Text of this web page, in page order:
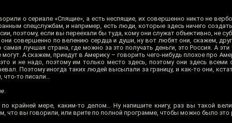
о сериале «Спящие», а есть неспящие, их совершенно никто не
спецслужбам, и например, есть люди, которые здесь ничего
поэтому, если вы переехали бы туда, кому они служат объективно, не
они совершенно по велению сердца и души, ну вот любят они, скажем,
лучшая страна, где можно за это получать деньги, это Россия. А эти
могут. А скажем, приедут в Америку – говорить чего-нибудь плохое про
и не надо, поэтому им только место здесь, поэтому они здесь всеми
Поэтому иногда таких людей высылали за границу, и как-то они,
что-то писали…
крайней мере, каким-то делом… Ну напишите книгу, раз вы такой
что вы говорили, или врите по полной программе, чтобы можно было это